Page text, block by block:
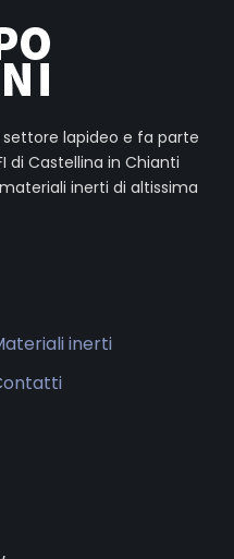
settore lapideo e fa parte
di Castellina in Chianti
inerti di altissima
inerti